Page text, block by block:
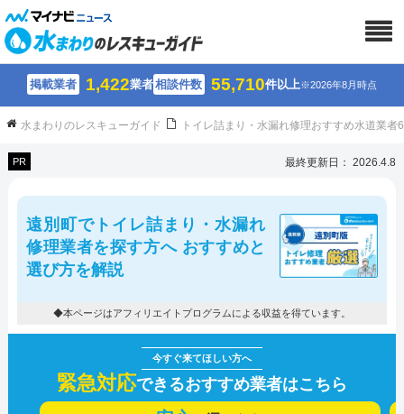
掲載業者 1,422業者相談件数 55,710件以上※2026年8月時点
水まわりのレスキューガイド トイレ詰まり・水漏れ修理おすすめ水道業
PR 最終更新日： 2026.4.8
遠別町でトイレ詰まり・水漏れ
修理業者を探す方へ おすすめと
選び方を解説
◆本ページはアフィリエイトプログラムによる収益を得ています。
緊急対応できるおすすめ業者はこちら